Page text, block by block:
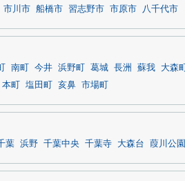
市川市 船橋市 習志野市 市原市 八千代市
南町 今井 浜野町 葛城 長洲 蘇我 大森町
本町 塩田町 亥鼻 市場町
葉 浜野 千葉中央 千葉寺 大森台 葭川公園